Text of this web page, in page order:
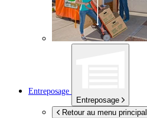
Entreposage
Entreposage
Retour au menu principal